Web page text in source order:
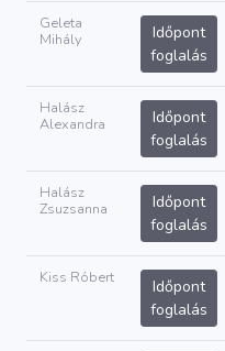
Geleta
Mihály
Időpont
foglalás
Halász
Alexandra
Időpont
foglalás
Halász
Zsuzsanna
Időpont
foglalás
Kiss Róbert
Időpont
foglalás